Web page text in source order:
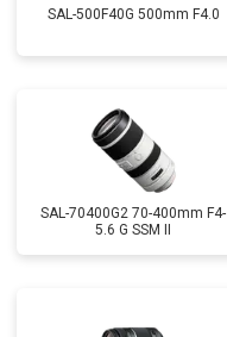
SAL-500F40G 500mm F4.0
SAL-70400G2 70-400mm F4-
5.6 G SSM II